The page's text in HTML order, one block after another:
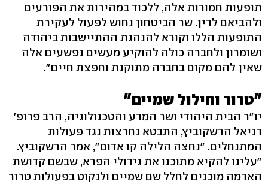
תופעות חמורות אלה, ללכוד במהירות את הפורעים
ולהביאם לדין. שר הביטחון נחוש לפעול לעקירת
התופעות הללו וקורא להנהגת ההתיישבות ביהודה
ושומרון ולחברה כולה להוקיע מעשים נפשעים אלה
שאין להם מקום בחברה מתוקנת וחפצת חיים".
"טרור וחילול שמיים"
יו"ר הבית היהודי ושר המדע והטכנולוגיה, הרב פרופ'
דניאל הרשקוביץ, התבטא נחרצות נגד פעולות
המתנחלים. "נחצה הלילה קו אדום", אמר הרשקוביץ.
"עלינו להקיא מתוכנו את גידולי הפרא, שבשם קדושת
האדמה מוכנים לחלל שם שמיים ולנקוט בפעולות טרור